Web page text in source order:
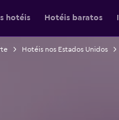
hotéis Hotéis baratos
Hotéis nos Estados Unidos